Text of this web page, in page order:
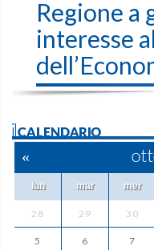
Regione a
interesse
ilCALENDARIO
«
lun mar mer
28 29 30
5 6 7